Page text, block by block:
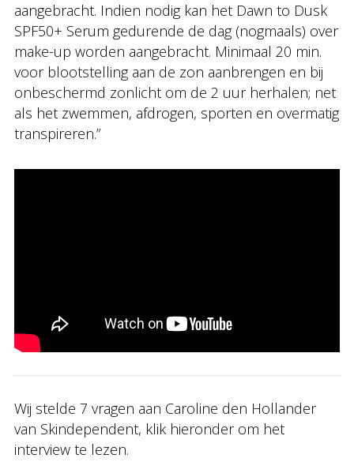
aangebracht. Indien nodig kan het Dawn to Dusk
SPF50+ Serum gedurende de dag (nogmaals) over
make-up worden aangebracht. Minimaal 20 min.
voor blootstelling aan de zon aanbrengen en bij
onbeschermd zonlicht om de 2 uur herhalen; net
als het zwemmen, afdrogen, sporten en overmatig
transpireren.”
Wij stelde 7 vragen aan Caroline den Hollander
van Skindependent, klik hieronder om het
interview te lezen.